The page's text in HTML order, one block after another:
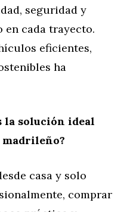
seguridad y
en cada trayecto.
eficientes,
ha
la solución ideal
casa y solo
comprar